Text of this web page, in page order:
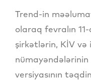
Trend-in
olaraq fevralın
şirkətlərin, KİV
nümayəndələrinin
versiyasının